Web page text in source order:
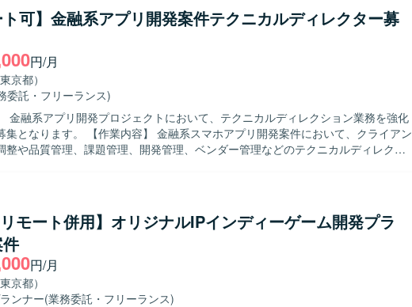
連携、入力チェック、相関チェック） ・UAT計画・顧客支援
可】金融系アプリ開発案件テクニカルディレクター募
円/月
京都）
委託・フリーランス)
金融系アプリ開発プロジェクトにおいて、テクニカルディレクション業務を強化
融系スマホアプリ開発案件において、クライアン
整や品質管理、課題管理、開発管理、ベンダー管理などのテクニカルディレクシ
マホアプリ開発の工程やリリースフローへの理解があり、課題発見から解決まで
【ポジションの魅力】 金融系という高い品質が求められる
ホアプリ開発プロジェクトの上流工程から関わることができます。テクニカルデ
して、仕様調整からベンダーコントロールまで一貫して携わることで、マネジメ
両面の経験を積むことができます。 【開発環境】 金融系スマホアプリ開
トにおける開発標準やドキュメント整備が行われている環境となります。
モート併用】オリジナルIPインディーゲーム開発プラ
円/月
京都）
ンナー(業務委託・フリーランス)